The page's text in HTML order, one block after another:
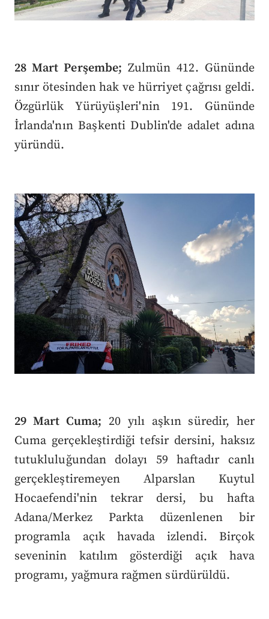
28 Mart Perşembe; Zulmün 412. Gününde
sınır ötesinden hak ve hürriyet çağrısı geldi.
Özgürlük Yürüyüşleri'nin 191. Gününde
İrlanda'nın Başkenti Dublin'de adalet adına
yüründü.
29 Mart Cuma; 20 yılı aşkın süredir, her
Cuma gerçekleştirdiği tefsir dersini, haksız
tutukluluğundan dolayı 59 haftadır canlı
gerçekleştiremeyen Alparslan Kuytul
Hocaefendi'nin tekrar dersi, bu hafta
Adana/Merkez Parkta düzenlenen bir
programla açık havada izlendi. Birçok
seveninin katılım gösterdiği açık hava
programı, yağmura rağmen sürdürüldü.